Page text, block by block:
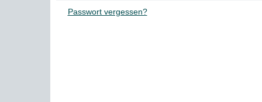
Passwort vergessen?